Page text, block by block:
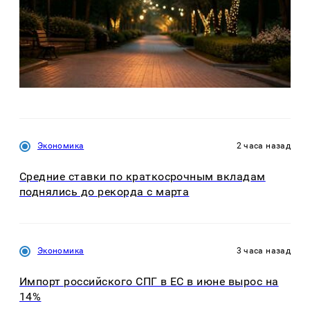
Экономика 2 часа назад
Средние ставки по краткосрочным вкладам
поднялись до рекорда с марта
Экономика 3 часа назад
Импорт российского СПГ в ЕС в июне вырос на
14%